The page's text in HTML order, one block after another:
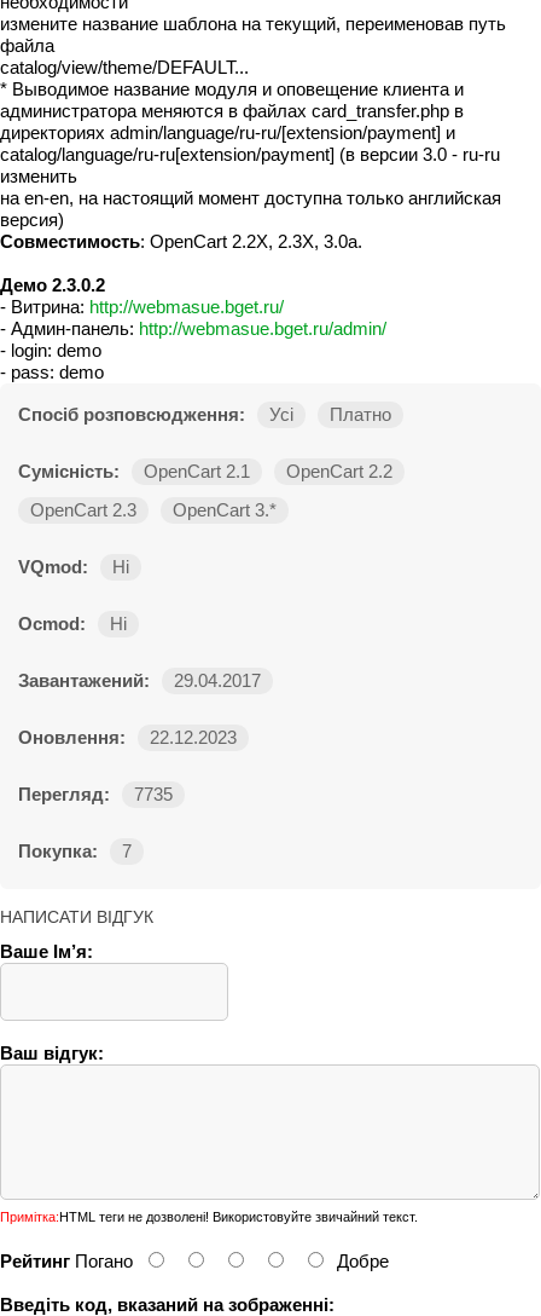
измените название шаблона на текущий, переименовав путь
файла
catalog/view/theme/DEFAULT...
* Выводимое название модуля и оповещение клиента и
администратора меняются в файлах card_transfer.php в
директориях admin/language/ru-ru/[extension/payment] и
catalog/language/ru-ru[extension/payment] (в версии 3.0 - ru-ru
изменить
на en-en, на настоящий момент доступна только английская
версия)
Совместимость: OpenCart 2.2X, 2.3X, 3.0a.
Демо 2.3.0.2
- Витрина: http://webmasue.bget.ru/
- Админ-панель: http://webmasue.bget.ru/admin/
- login: demo
- pass: demo
Спосіб розповсюдження: Усі Платно
Сумісність: OpenCart 2.1
OpenCart 2.2
OpenCart 2.3
OpenCart 3.*
VQmod: Ні
Ocmod: Ні
Завантажений: 29.04.2017
Оновлення: 22.12.2023
Перегляд: 7735
Покупка: 7
НАПИСАТИ ВІДГУК
Ваше Ім’я:
Ваш відгук:
Примітка:HTML теги не дозволені! Використовуйте звичайний текст.
Рейтинг Погано Добре
Введіть код, вказаний на зображенні: